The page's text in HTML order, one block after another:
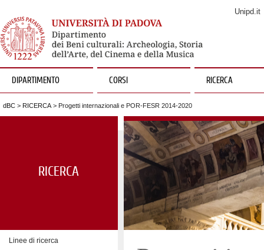
Unipd.it
DIPARTIMENTO CORSI RICERCA
dBC > RICERCA > Progetti internazionali e POR-FESR 2014-2020
RICERCA
Linee di ricerca